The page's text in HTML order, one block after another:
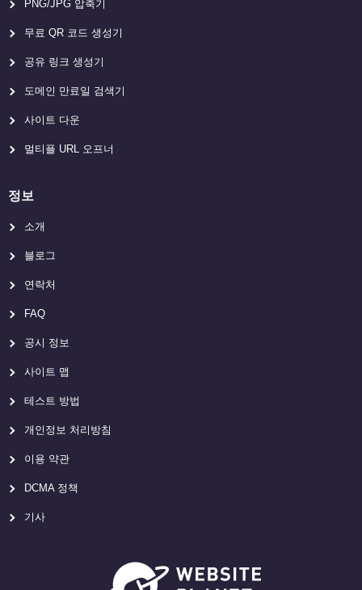
PNG/JPG 압축기
무료 QR 코드 생성기
공유 링크 생성기
도메인 만료일 검색기
사이트 다운
멀티플 URL 오프너
정보
소개
블로그
연락처
FAQ
공시 정보
사이트 맵
테스트 방법
개인정보 처리방침
이용 약관
DCMA 정책
기사